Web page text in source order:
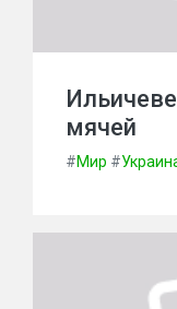
мячей
#Мир #